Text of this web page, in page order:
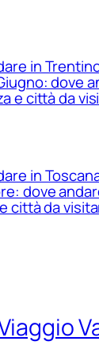
in
dove
e città da
in
dove
città da